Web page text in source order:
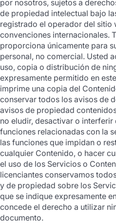
por nosotros, sujetos a
de propiedad intelectual bajo
registrado el operador del sitio
convenciones internacionales.
proporciona únicamente para
personal, no comercial. Usted
uso, copia o distribución de
expresamente permitido en
imprime una copia del
conservar todos los avisos de
avisos de propiedad
no eludir, desactivar o
funciones relacionadas con la
las funciones que impidan o
cualquier Contenido, o hacer
el uso de los Servicios o
licenciantes conservamos
y de propiedad sobre los
que se indique expresamente
concede el derecho a utilizar
documento.